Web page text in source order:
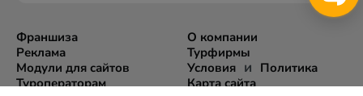
Франшиза
Реклама
Модули для сайтов
Туроператорам
О компании
Турфирмы
Условияи Политика
Карта сайта